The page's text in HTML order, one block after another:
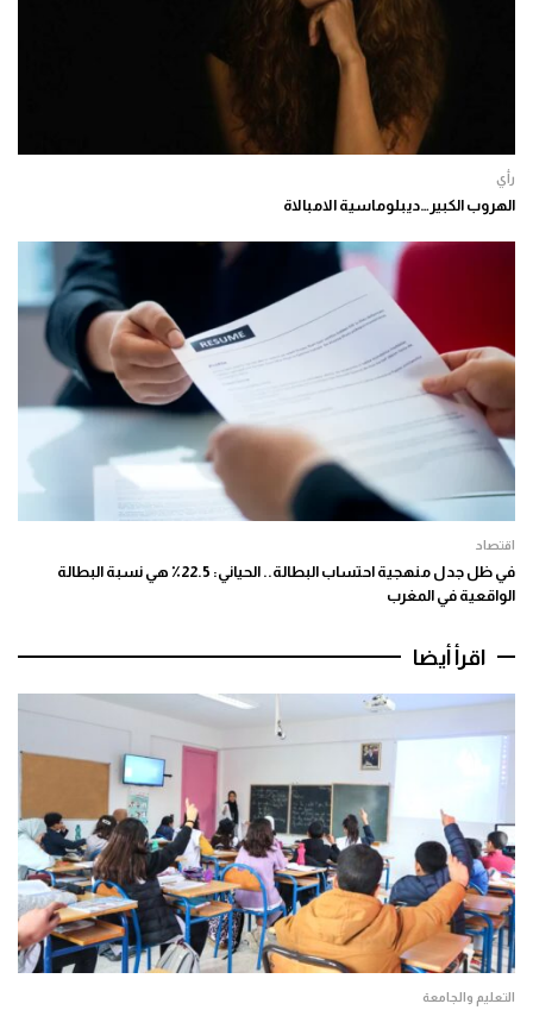
رأي
الهروب الكبير…ديبلوماسية الامبالاة
اقتصاد
في ظل جدل منهجية احتساب البطالة.. الحياني: 22.5٪ هي نسبة البطالة
الواقعية في المغرب
اقرأ أيضا
التعليم والجامعة